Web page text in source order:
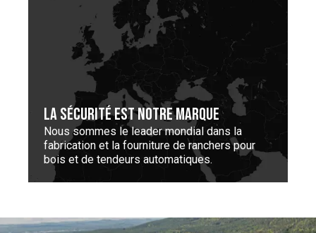
LA SÉCURITÉ EST NOTRE MARQUE
Nous sommes le leader mondial dans la
fabrication et la fourniture de ranchers pour
bois et de tendeurs automatiques.